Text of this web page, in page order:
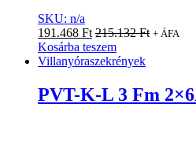
SKU: n/a
191.468 Ft 215.132Ft + ÁFA
Kosárba teszem
Villanyóraszekrények
PVT-K-L 3 Fm